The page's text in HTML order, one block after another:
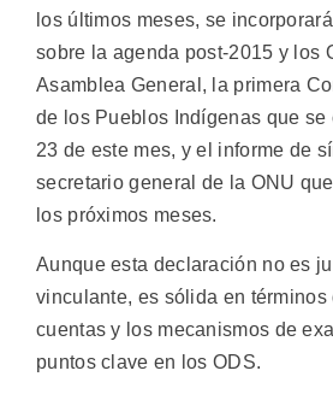
los últimos meses, se
sobre la agenda post-2015 y los
Asamblea General, la primera
de los Pueblos Indígenas que se
23 de este mes, y el informe de
secretario general de la ONU
los próximos meses.
Aunque esta declaración no es
vinculante, es sólida en términos
cuentas y los mecanismos de
puntos clave en los ODS.